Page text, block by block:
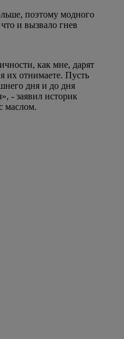
поэтому модного
и вызвало гнев
как мне, дарят
их отнимаете. Пусть
дня и до дня
- заявил историк
маслом.